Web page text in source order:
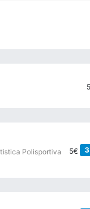
Polisportiva
5€ 3